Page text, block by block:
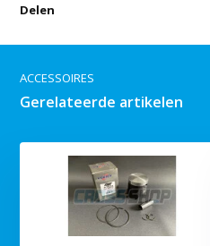
Delen
ACCESSOIRES
Gerelateerde artikelen